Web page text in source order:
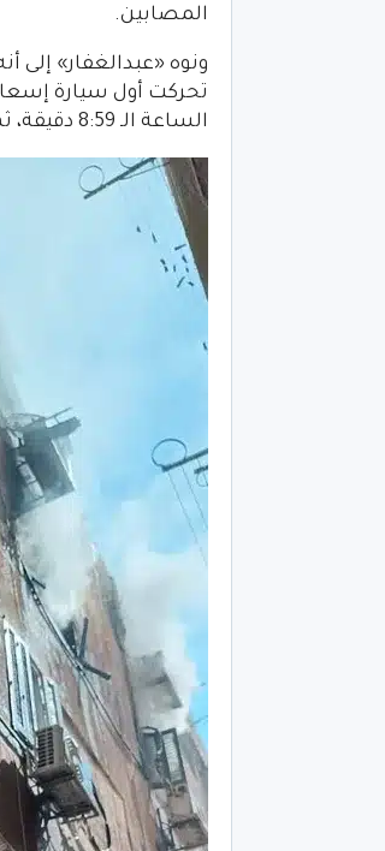
المصابين.
تحركت أول سيارة
الساعة الـ 8:59 دقيقة، ثم توالى وصول باقي السيارات.